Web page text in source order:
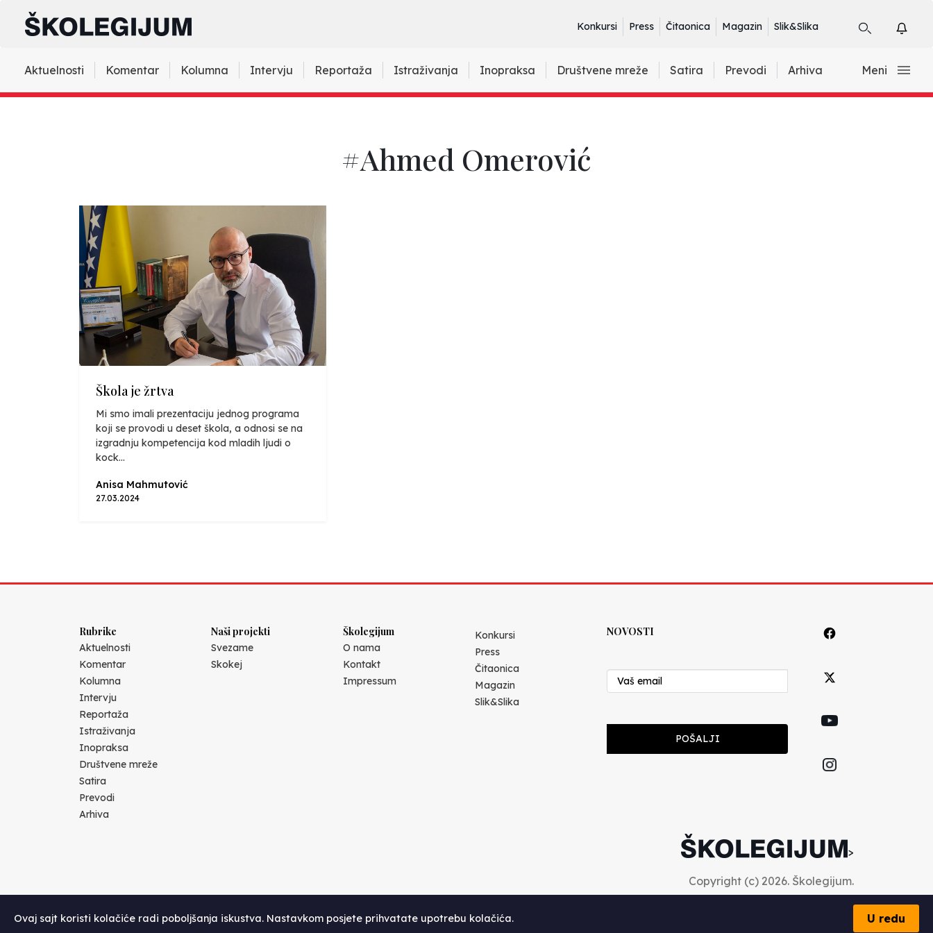
Konkursi Press Čitaonica Magazin Slik&Slika
Aktuelnosti Komentar Kolumna Intervju Reportaža Istraživanja Inopraksa Društvene mreže Satira Prevodi Arhiva Meni
#Ahmed Omerović
Škola je žrtva
Mi smo imali prezentaciju jednog programa
koji se provodi u deset škola, a odnosi se na
izgradnju kompetencija kod mladih ljudi o
kock...
Anisa Mahmutović
27.03.2024
Rubrike
Aktuelnosti
Komentar
Kolumna
Intervju
Reportaža
Istraživanja
Inopraksa
Društvene mreže
Satira
Prevodi
Arhiva
Naši projekti
Svezame
Skokej
Školegijum
O nama
Kontakt
Impressum
Konkursi
Press
Čitaonica
Magazin
Slik&Slika
NOVOSTI
POŠALJI
>
Copyright (c) 2026. Školegijum.
Ovaj sajt koristi kolačiće radi poboljšanja iskustva. Nastavkom posjete prihvatate upotrebu kolačića. U redu